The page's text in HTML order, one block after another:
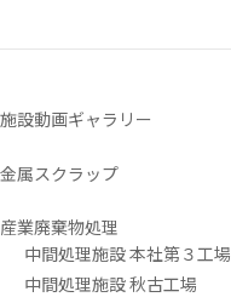
施設動画ギャラリー
金属スクラップ
産業廃棄物処理
中間処理施設 本社第３工場
中間処理施設 秋古工場